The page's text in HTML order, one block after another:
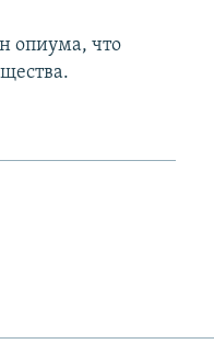
опиума, что